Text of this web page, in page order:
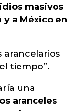
masivos
y a México en
arancelarios
tiempo”.
una
aranceles